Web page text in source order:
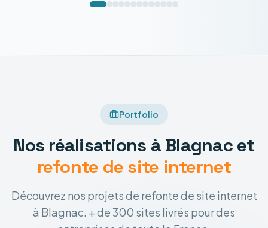
Portfolio
Nos réalisations à Blagnac et
refonte de site internet
Découvrez nos projets de refonte de site internet
à Blagnac. + de 300 sites livrés pour des